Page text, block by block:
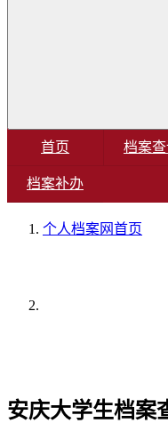
首页 档案
档案补办
个人档案网首页
安庆大学生档案